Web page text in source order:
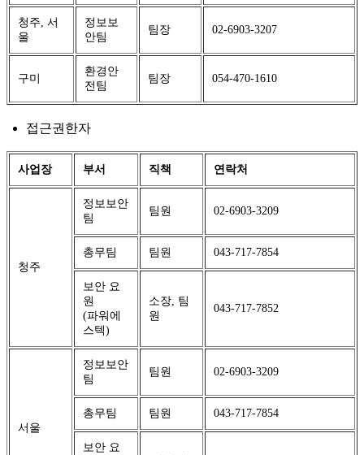
청주, 서
울
정보보
안팀
팀장 02-6903-3207
구미
환경안
전팀
팀장 054-470-1610
접근권한자
사업장 부서 직책 연락처
청주
정보보안
팀
팀원 02-6903-3209
총무팀 팀원 043-717-7854
보안 요
원
(파워에
스텍)
소장, 팀
원
043-717-7852
서울
정보보안
팀
팀원 02-6903-3209
총무팀 팀원 043-717-7854
보안 요